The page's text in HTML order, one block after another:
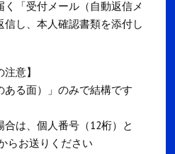
「受付メール（自動返信メ
し、本人確認書類を添付し
意】
ある面）」のみで結構です
合は、個人番号（12桁）と
らお送りください